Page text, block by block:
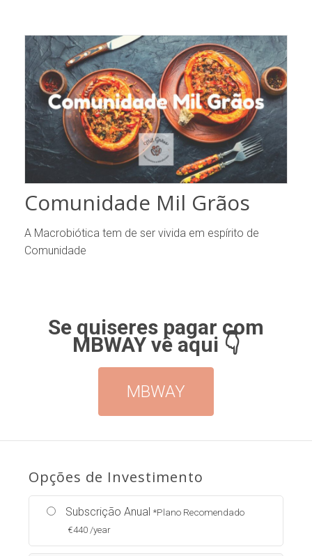
Comunidade Mil Grãos
A Macrobiótica tem de ser vivida em espírito de
Comunidade
Se quiseres pagar com
MBWAY vê aqui 👇
MBWAY
Opções de Investimento
Subscrição Anual *Plano Recomendado
€440 /year